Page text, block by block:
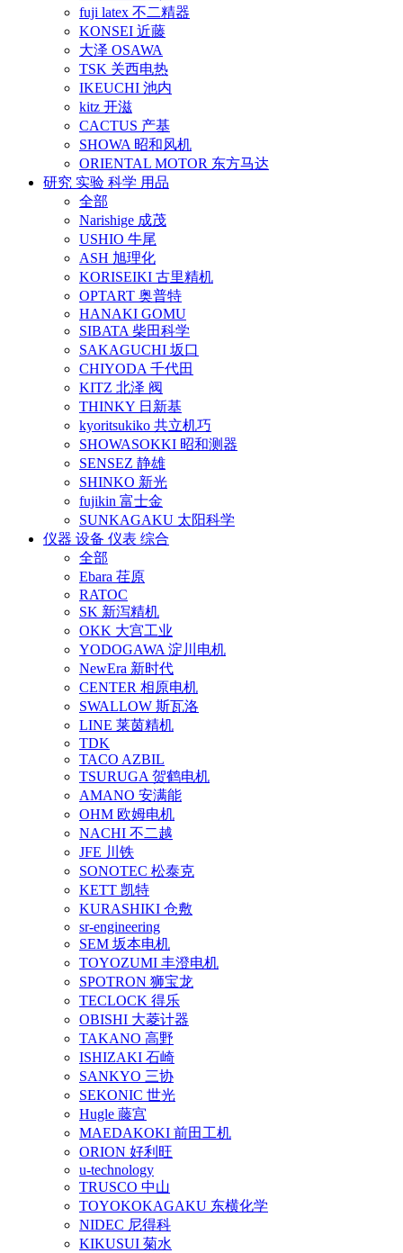
fuji latex 不二精器
KONSEI 近藤
大泽 OSAWA
TSK 关西电热
IKEUCHI 池内
kitz 开滋
CACTUS 产基
SHOWA 昭和风机
ORIENTAL MOTOR 东方马达
研究 实验 科学 用品
全部
Narishige 成茂
USHIO 牛尾
ASH 旭理化
KORISEIKI 古里精机
OPTART 奥普特
HANAKI GOMU
SIBATA 柴田科学
SAKAGUCHI 坂口
CHIYODA 千代田
KITZ 北泽 阀
THINKY 日新基
kyoritsukiko 共立机巧
SHOWASOKKI 昭和测器
SENSEZ 静雄
SHINKO 新光
fujikin 富士金
SUNKAGAKU 太阳科学
仪器 设备 仪表 综合
全部
Ebara 荏原
RATOC
SK 新泻精机
OKK 大宫工业
YODOGAWA 淀川电机
NewEra 新时代
CENTER 相原电机
SWALLOW 斯瓦洛
LINE 莱茵精机
TDK
TACO AZBIL
TSURUGA 贺鹤电机
AMANO 安满能
OHM 欧姆电机
NACHI 不二越
JFE 川铁
SONOTEC 松泰克
KETT 凯特
KURASHIKI 仓敷
sr-engineering
SEM 坂本电机
TOYOZUMI 丰澄电机
SPOTRON 狮宝龙
TECLOCK 得乐
OBISHI 大菱计器
TAKANO 高野
ISHIZAKI 石崎
SANKYO 三协
SEKONIC 世光
Hugle 藤宫
MAEDAKOKI 前田工机
ORION 好利旺
u-technology
TRUSCO 中山
TOYOKOKAGAKU 东横化学
NIDEC 尼得科
KIKUSUI 菊水